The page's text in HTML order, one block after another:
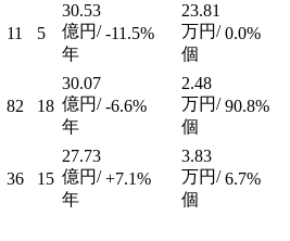
11 5
30.53
億円/
年
-11.5%
23.81
万円/
個
0.0%
82 18
30.07
億円/
年
-6.6%
2.48
万円/
個
90.8%
36 15
27.73
億円/
年
+7.1%
3.83
万円/
個
6.7%